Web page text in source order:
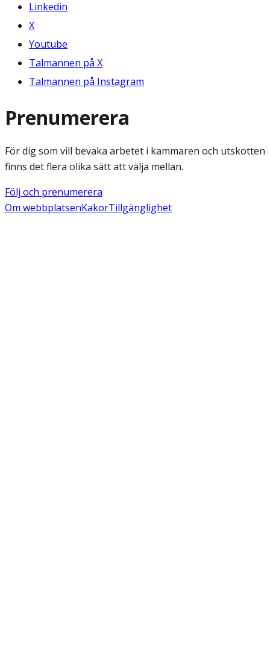
Linkedin
X
Youtube
Talmannen på X
Talmannen på Instagram
Prenumerera
För dig som vill bevaka arbetet i kammaren och utskotten
finns det flera olika sätt att välja mellan.
Följ och prenumerera
Om webbplatsenKakorTillgänglighet